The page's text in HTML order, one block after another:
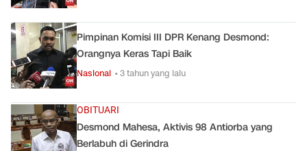
Pimpinan Komisi III DPR Kenang Desmond:
Orangnya Keras Tapi Baik
Nasional • 3 tahun yang lalu
OBITUARI
Desmond Mahesa, Aktivis 98 Antiorba yang
Berlabuh di Gerindra